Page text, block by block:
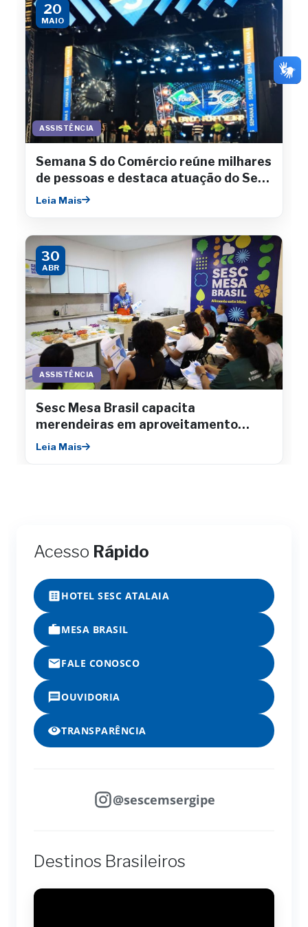
20
MAIO
ASSISTÊNCIA
Semana S do Comércio reúne milhares
de pessoas e destaca atuação do Sesc
Sergipe
Leia Mais
30
ABR
ASSISTÊNCIA
Sesc Mesa Brasil capacita
merendeiras em aproveitamento
integral de alimentos
Leia Mais
Acesso Rápido
HOTEL SESC ATALAIA
MESA BRASIL
FALE CONOSCO
OUVIDORIA
TRANSPARÊNCIA
@sescemsergipe
Destinos Brasileiros